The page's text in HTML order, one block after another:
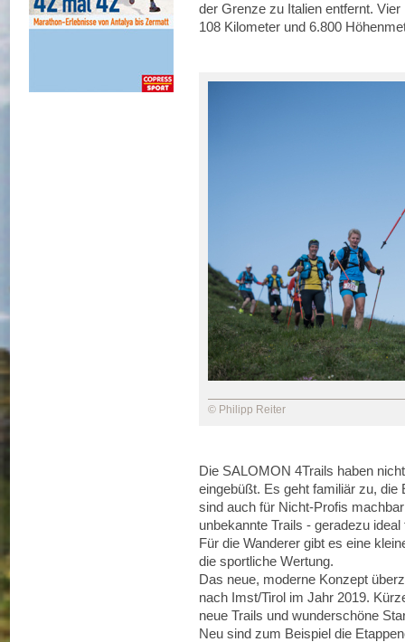
der Grenze zu Italien entfernt.
108 Kilometer und 6.800
© Philipp Reiter
Die SALOMON 4Trails haben
eingebüßt. Es geht familiär zu,
sind auch für Nicht-Profis
unbekannte Trails - geradezu
Für die Wanderer gibt es eine
die sportliche Wertung.
Das neue, moderne Konzept
nach Imst/Tirol im Jahr 2019.
neue Trails und wunderschöne
Neu sind zum Beispiel die